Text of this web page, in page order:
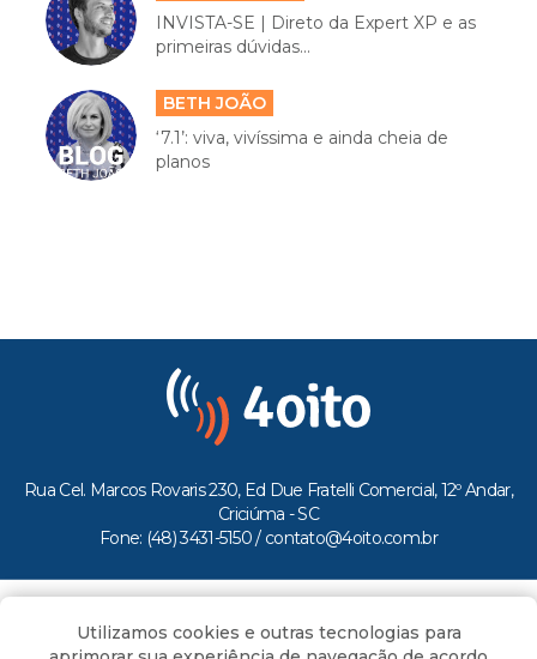
INVISTA-SE | Direto da Expert XP e as
primeiras dúvidas...
BETH JOÃO
‘7.1’: viva, vivíssima e ainda cheia de
planos
Rua Cel. Marcos Rovaris 230, Ed Due Fratelli Comercial, 12º Andar,
Criciúma - SC
Fone: (48) 3431-5150 / contato@4oito.com.br
Todos os direitos reservados ao Portal 4oito
Utilizamos cookies e outras tecnologias para